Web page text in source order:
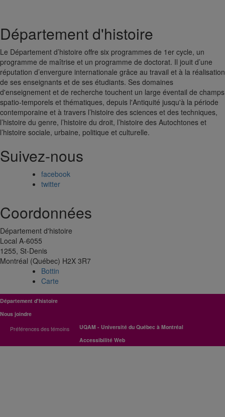
Département d'histoire
Le Département d’histoire offre six programmes de 1er cycle, un
programme de maîtrise et un programme de doctorat. Il jouit d’une
réputation d’envergure internationale grâce au travail et à la réalisation
de ses enseignants et de ses étudiants. Ses domaines
d'enseignement et de recherche touchent un large éventail de champs
spatio-temporels et thématiques, depuis l'Antiquité jusqu'à la période
contemporaine et à travers l’histoire des sciences et des techniques,
l’histoire du genre, l’histoire du droit, l’histoire des Autochtones et
l’histoire sociale, urbaine, politique et culturelle.
Suivez-nous
facebook
twitter
Coordonnées
Département d'histoire
Local A-6055
1255, St-Denis
Montréal (Québec) H2X 3R7
Bottin
Carte
Département d'histoire
Nous joindre
Préférences des témoins
UQAM - Université du Québec à Montréal
Accessibilité Web